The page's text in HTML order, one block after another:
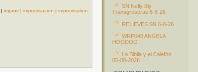
| improv | improvisacion | improvisation
SN Nelly Bly
Transgresoras 6-8-26-
RELIEVES SN 6-8-26
WRP048 ANGELA
HOODOO
La Biblia y el Calefón
05-08-2026